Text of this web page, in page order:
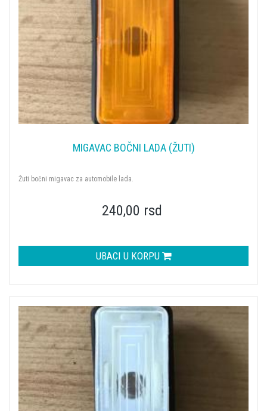
MIGAVAC BOČNI LADA (ŽUTI)
Žuti bočni migavac za automobile lada.
240,00 rsd
UBACI U KORPU